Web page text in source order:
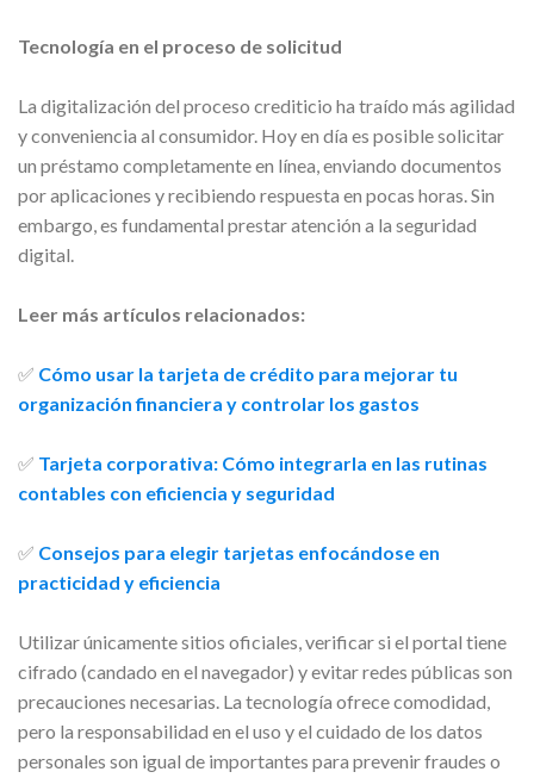
Tecnología en el proceso de solicitud
La digitalización del proceso crediticio ha traído más agilidad
y conveniencia al consumidor. Hoy en día es posible solicitar
un préstamo completamente en línea, enviando documentos
por aplicaciones y recibiendo respuesta en pocas horas. Sin
embargo, es fundamental prestar atención a la seguridad
digital.
Leer más artículos relacionados:
✅ Cómo usar la tarjeta de crédito para mejorar tu
organización financiera y controlar los gastos
✅ Tarjeta corporativa: Cómo integrarla en las rutinas
contables con eficiencia y seguridad
✅ Consejos para elegir tarjetas enfocándose en
practicidad y eficiencia
Utilizar únicamente sitios oficiales, verificar si el portal tiene
cifrado (candado en el navegador) y evitar redes públicas son
precauciones necesarias. La tecnología ofrece comodidad,
pero la responsabilidad en el uso y el cuidado de los datos
personales son igual de importantes para prevenir fraudes o